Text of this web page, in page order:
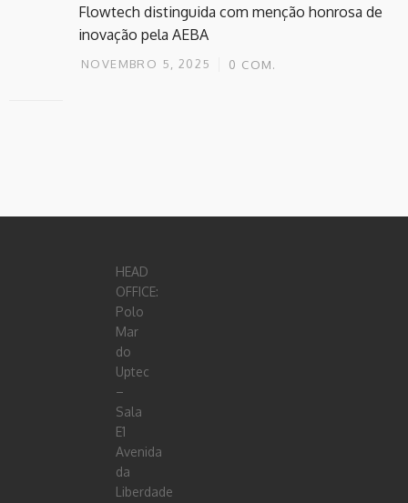
Flowtech distinguida com menção honrosa de
inovação pela AEBA
NOVEMBRO 5, 2025 0 COM.
HEAD
OFFICE:
Polo
Mar
do
Uptec
–
Sala
E1
Avenida
da
Liberdade